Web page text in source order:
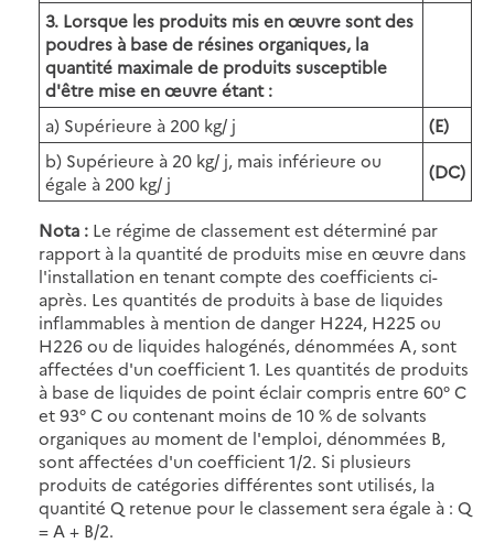
3. Lorsque les produits mis en œuvre sont des
poudres à base de résines organiques, la
quantité maximale de produits susceptible
d'être mise en œuvre étant :
a) Supérieure à 200 kg/ j
(E)
b) Supérieure à 20 kg/ j, mais inférieure ou
égale à 200 kg/ j
(DC)
Nota : Le régime de classement est déterminé par
rapport à la quantité de produits mise en œuvre dans
l'installation en tenant compte des coefficients ci-
après. Les quantités de produits à base de liquides
inflammables à mention de danger H224, H225 ou
H226 ou de liquides halogénés, dénommées A, sont
affectées d'un coefficient 1. Les quantités de produits
à base de liquides de point éclair compris entre 60° C
et 93° C ou contenant moins de 10 % de solvants
organiques au moment de l'emploi, dénommées B,
sont affectées d'un coefficient 1/2. Si plusieurs
produits de catégories différentes sont utilisés, la
quantité Q retenue pour le classement sera égale à : Q
= A + B/2.